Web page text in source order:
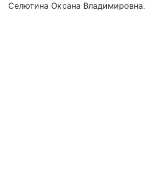
Селютина Оксана Владимировна.